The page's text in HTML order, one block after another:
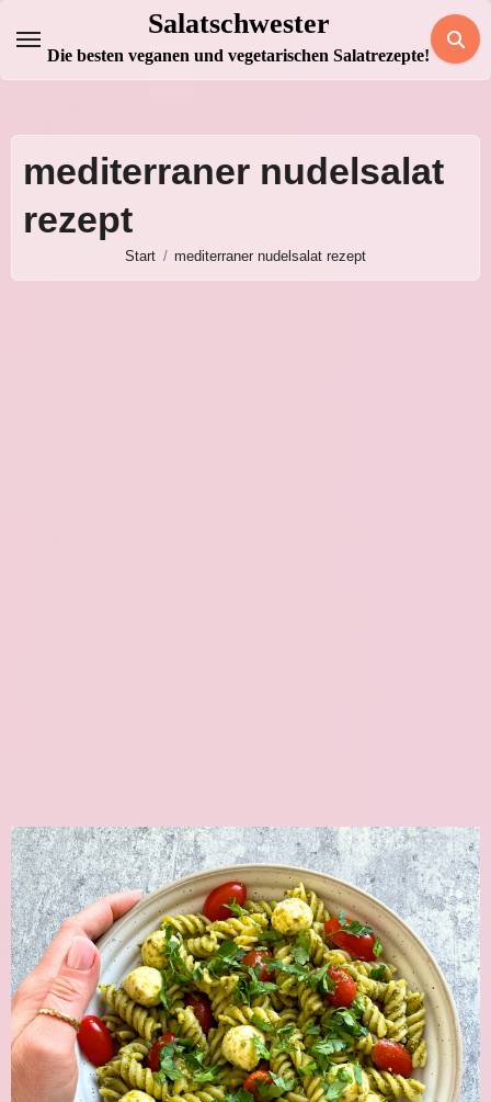
Inhalt
springen
Salatschwester
Die besten veganen und vegetarischen Salatrezepte!
mediterraner nudelsalat
rezept
Start mediterraner nudelsalat rezept